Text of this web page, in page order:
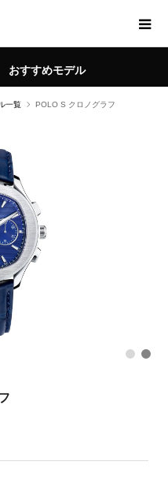
おすすめモデル
一覧 POLO S クロノグラフ
1 2